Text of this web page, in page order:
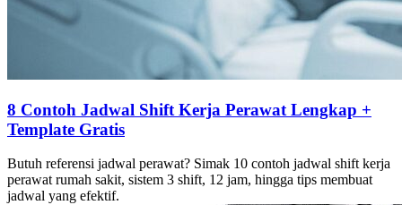
8 Contoh Jadwal Shift Kerja Perawat Lengkap +
Template Gratis
Butuh referensi jadwal perawat? Simak 10 contoh jadwal shift kerja
perawat rumah sakit, sistem 3 shift, 12 jam, hingga tips membuat
jadwal yang efektif.